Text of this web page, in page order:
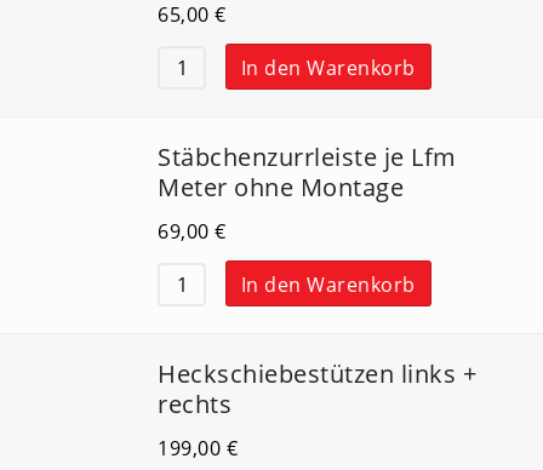
65,00 €
In den Warenkorb
Stäbchenzurrleiste je Lfm
Meter ohne Montage
69,00 €
In den Warenkorb
Heckschiebestützen links +
rechts
199,00 €